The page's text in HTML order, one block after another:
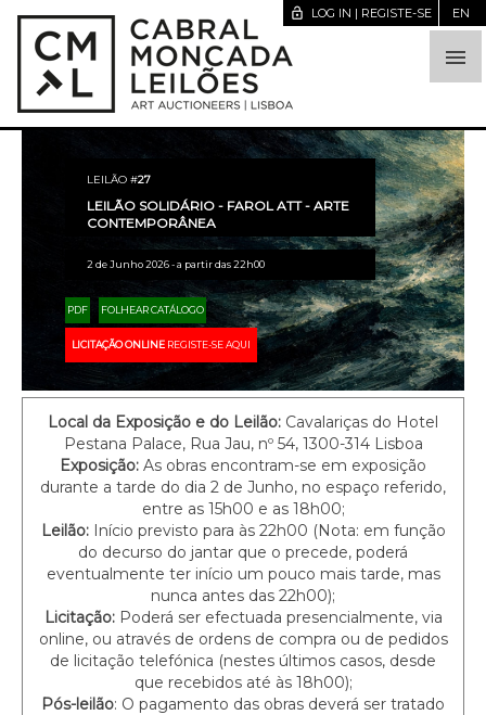

lock_open LOG IN | REGISTE-SE EN
LEILÃO #27
LEILÃO SOLIDÁRIO - FAROL ATT - ARTE
CONTEMPORÂNEA
2 de Junho 2026 - a partir das 22h00
PDF FOLHEAR CATÁLOGO
LICITAÇÃO ONLINE REGISTE-SE AQUI
Local da Exposição e do Leilão: Cavalariças do Hotel
Pestana Palace, Rua Jau, nº 54, 1300-314 Lisboa
Exposição: As obras encontram-se em exposição
durante a tarde do dia 2 de Junho, no espaço referido,
entre as 15h00 e as 18h00;
Leilão:Início previsto para às 22h00 (Nota: em função
do decurso do jantar que o precede, poderá
eventualmente ter início um pouco mais tarde, mas
nunca antes das 22h00);
Licitação:Poderá ser efectuada presencialmente, via
online, ou através de ordens de compra ou de pedidos
de licitação telefónica (nestes últimos casos, desde
que recebidos até às 18h00);
Pós-leilão: O pagamento das obras deverá ser tratado